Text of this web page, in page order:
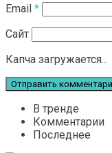
Email *
Сайт
Капча загружается...
В тренде
Комментарии
Последнее